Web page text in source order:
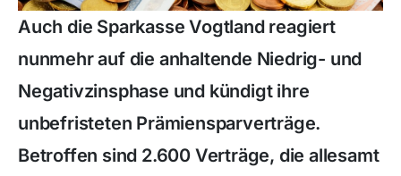
Auch die Sparkasse Vogtland reagiert
nunmehr auf die anhaltende Niedrig- und
Negativzinsphase und kündigt ihre
unbefristeten Prämiensparverträge.
Betroffen sind 2.600 Verträge, die allesamt